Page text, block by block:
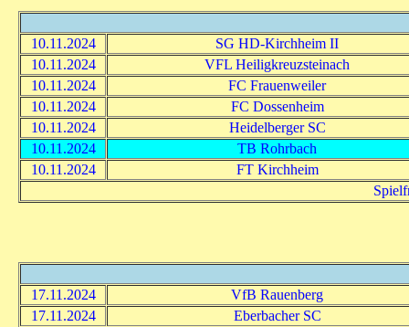
10.11.2024
SG HD-Kirchheim II
10.11.2024
VFL Heiligkreuzsteinach
10.11.2024
FC Frauenweiler
10.11.2024
FC Dossenheim
10.11.2024
Heidelberger SC
10.11.2024
TB Rohrbach
10.11.2024
FT Kirchheim
17.11.2024
VfB Rauenberg
17.11.2024
Eberbacher SC